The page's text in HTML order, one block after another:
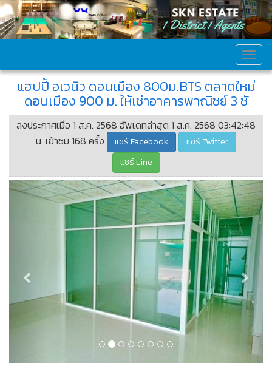
MENU
แฮปปี้ อเวนิว ดอนเมือง 800ม.BTS ตลาดใหม่
ดอนเมือง 900 ม. ให้เช่าอาคารพาณิชย์ 3 ชั
ลงประกาศเมื่อ 1 ส.ค. 2568 อัพเดทล่าสุด 1 ส.ค. 2568 03:42:48
น. เข้าชม 168 ครั้ง
แชร์ Facebook
แชร์ Twitter
แชร์ Line